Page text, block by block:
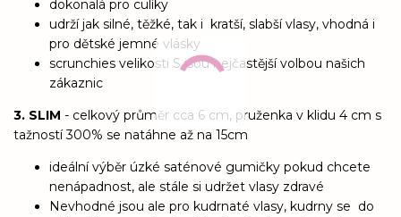
dokonalá pro culíky
udrží jak silné, těžké, tak i kratší, slabší vlasy, vhodná i
pro dětské jemné vlásky
scrunchies velikosti S jsou nejčastější volbou našich
zákaznic
3. SLIM - celkový průměr cca 6 cm, pruženka v klidu 4 cm s
tažností 300% se natáhne až na 15cm
ideální výběr úzké saténové gumičky pokud chcete
nenápadnost, ale stále si udržet vlasy zdravé
Nevhodné jsou ale pro kudrnaté vlasy, kudrny se do